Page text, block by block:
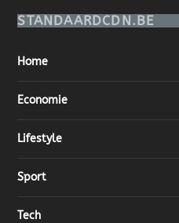
STANDAARDCDN.BE
Home
Economie
Lifestyle
Sport
Tech